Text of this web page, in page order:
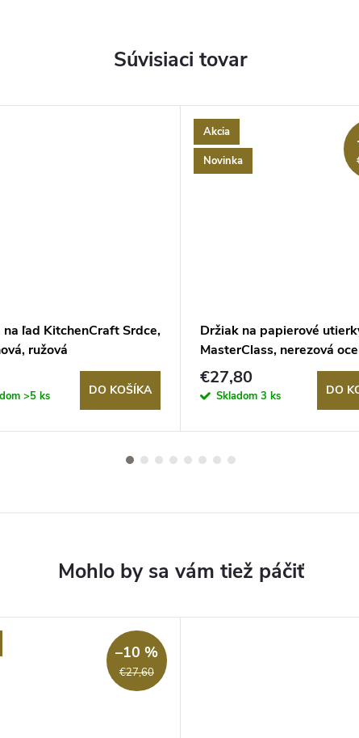
Súvisiaci tovar
na ľad KitchenCraft Srdce,
ružová
>5 ks DO KOŠÍKA
Akcia
Novinka
Držiak na papierové
MasterClass, nerezová
€27,80
Skladom 3 ks DO
€27,60
–10 %